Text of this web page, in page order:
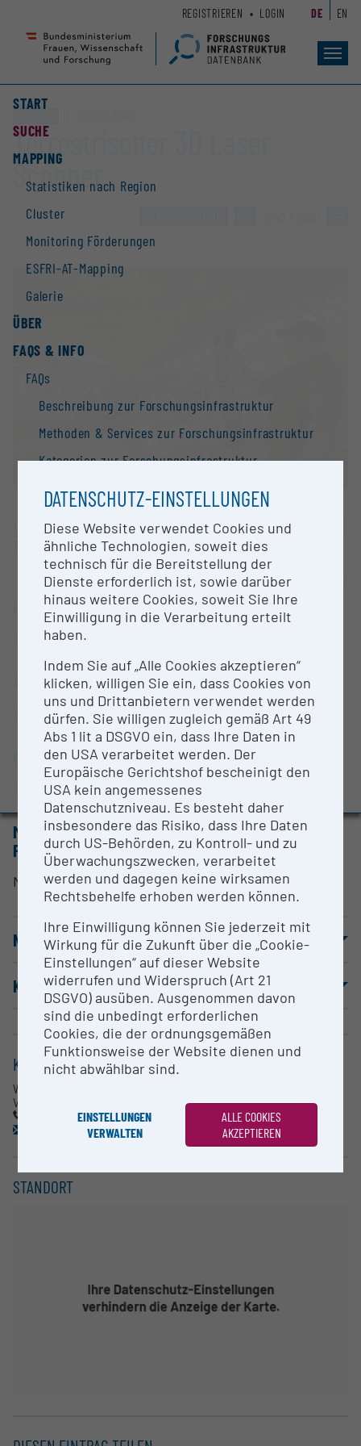
Seiteninhalt
Accesskey
Hauptnavigation
Accesskey
START
SUCHE
MAPPING
Statistiken nach Region
Cluster
Monitoring Förderungen
ESFRI-AT-Mapping
Galerie
ÜBER
FAQS & INFO
FAQs
Beschreibung zur Forschungs­infrastruktur
Methoden & Services zur Forschungs­infrastruktur
Kategorien zur Forschungs­infrastruktur
Zusätzliche Informationen zur Forschungs­
infrastruktur
Suchmaschine: Fragen zur Suche
Kontakt
Information
Nationale Forschungs­infrastruktur­strategie
Forschungs­infrastrukturen in der Europäischen
Union
Forschungs­infrastruktur-Datenbanken /
Forschungs­infrastruktur-Netzwerke
BMBWF-Forschungsinfrastruktur-Datenbank:
Evaluierungsstudie 2022
Auszeichnungen und Pressemeldungen
REGISTRIEREN LOGIN DE EN
Terrestrischer 3D Laser
Scanner
Universität Wien
Wien |Website
OPEN FOR COLLABORATION
KURZBESCHREIBUNG
Terrestrischer 3D Laser Scanner
ANSPRECHPERSON
Wolfgang Neubauer
RESEARCH SERVICES
Auftragsmessungen
METHODEN & EXPERTISE ZUR
FORSCHUNGSINFRASTRUKTUR
Monitoring stratigraphischer Grabungen
NUTZUNGSBEDINGUNGEN
KOOPERATIONSPARTNER
KONTAKT
Wolfgang Neubauer
Vienna Institute for Archaeological Science
T: +43-1-4277-403 04
wolfgang.neubauer@univie.ac.at
STANDORT
DATENSCHUTZ-EINSTELLUNGEN
Diese Website verwendet Cookies und
ähnliche Technologien, soweit dies
technisch für die Bereitstellung der
Dienste erforderlich ist, sowie darüber
hinaus weitere Cookies, soweit Sie Ihre
Einwilligung in die Verarbeitung erteilt
haben.
Indem Sie auf „Alle Cookies akzeptieren“
klicken, willigen Sie ein, dass Cookies von
uns und Drittanbietern verwendet werden
dürfen. Sie willigen zugleich gemäß Art 49
Abs 1 lit a DSGVO ein, dass Ihre Daten in
den USA verarbeitet werden. Der
Europäische Gerichtshof bescheinigt den
USA kein angemessenes
Datenschutzniveau. Es besteht daher
insbesondere das Risiko, dass Ihre Daten
durch US-Behörden, zu Kontroll- und zu
Überwachungszwecken, verarbeitet
werden und dagegen keine wirksamen
Rechtsbehelfe erhoben werden können.
Ihre Einwilligung können Sie jederzeit mit
Wirkung für die Zukunft über die „Cookie-
Einstellungen“ auf dieser Website
widerrufen und Widerspruch (Art 21
DSGVO) ausüben. Ausgenommen davon
sind die unbedingt erforderlichen
Cookies, die der ordnungsgemäßen
Funktionsweise der Website dienen und
nicht abwählbar sind.
EINSTELLUNGEN
VERWALTEN
ALLE COOKIES
AKZEPTIEREN